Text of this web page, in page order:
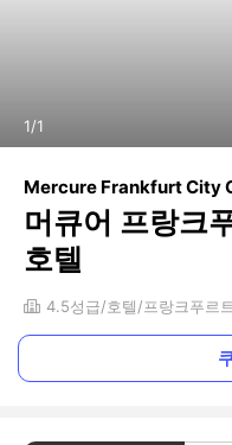
1/1
Mercure Frankfurt City
머큐어 프랑크
호텔
4.5성급 호텔 프랑크푸르트